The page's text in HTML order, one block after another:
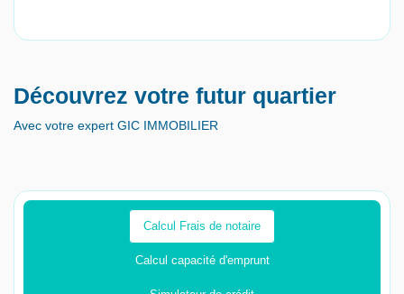
Découvrez votre futur quartier
Avec votre expert GIC IMMOBILIER
Calcul Frais de notaire
Calcul capacité d'emprunt